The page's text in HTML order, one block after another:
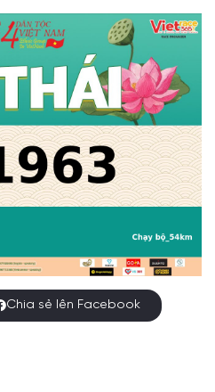
Chia sẻ lên Facebook